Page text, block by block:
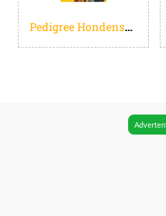
Pedigree Hondensnacks - Schmackos Megabox - 110 stuks